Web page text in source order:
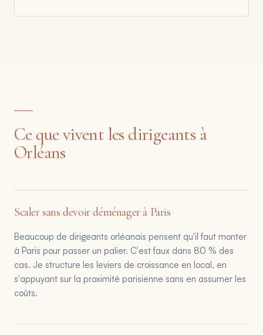
Ce que vivent les dirigeants à
Orléans
Scaler sans devoir déménager à Paris
Beaucoup de dirigeants orléanais pensent qu'il faut monter
à Paris pour passer un palier. C'est faux dans 80 % des
cas. Je structure les leviers de croissance en local, en
s'appuyant sur la proximité parisienne sans en assumer les
coûts.